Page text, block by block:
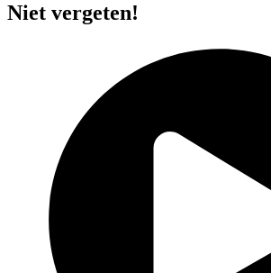
Niet vergeten!